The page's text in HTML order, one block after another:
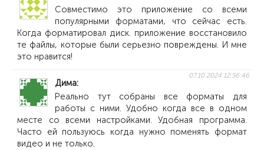
Совместимо это приложение со всеми
популярными форматами, что сейчас есть.
Когда форматировал диск. приложение восстановило
те файлы, которые были серьезно повреждены. И мне
это нравится!
Дима
07.10.2024 12:56:46
Реально тут собраны все форматы для
работы с ними. Удобно когда все в одном
месте со всеми настройками. Удобная программа.
Часто ей пользуюсь когда нужно поменять формат
видео и не только.